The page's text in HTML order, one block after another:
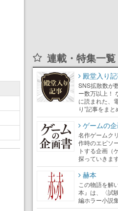
連載・特集一覧
殿堂入り
SNS拡散数が
ー数万以上！
に読まれた、
り”記事をまと
ゲームの
名作ゲームク
作時のエピソ
トする企画（
探っていきます
赫本
この物語を解
本』は、〈試
編ホラー小説